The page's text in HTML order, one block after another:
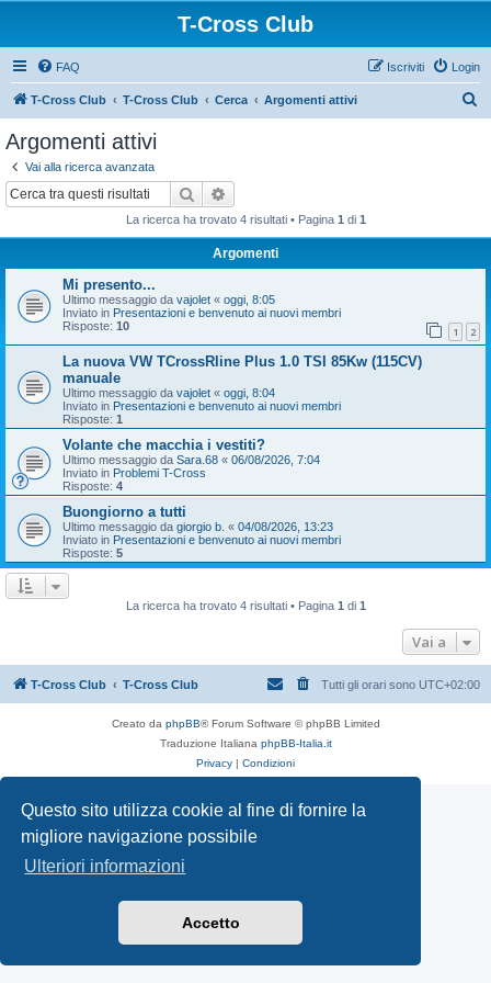
Questo sito utilizza cookie al fine di fornire la
migliore navigazione possibile
Ulteriori informazioni
Accetto
T-Cross Club
FAQ Login
Iscriviti
T-Cross Club T-Cross Club Cerca Argomenti attivi
Argomenti attivi
Vai alla ricerca avanzata
Cerca
La ricerca ha trovato 4 risultati • Pagina 1 di 1
Argomenti
Mi presento...
Ultimo messaggio da vajolet « oggi, 8:05
Inviato in Presentazioni e benvenuto ai nuovi membri
Risposte: 10 1 2
La nuova VW TCrossRline Plus 1.0 TSI 85Kw (115CV)
manuale
Ultimo messaggio da vajolet « oggi, 8:04
Inviato in Presentazioni e benvenuto ai nuovi membri
Risposte: 1
Volante che macchia i vestiti?
Ultimo messaggio da Sara.68 « 06/08/2026, 7:04
Inviato in Problemi T-Cross
Risposte: 4
Buongiorno a tutti
Ultimo messaggio da giorgio b. « 04/08/2026, 13:23
Inviato in Presentazioni e benvenuto ai nuovi membri
Risposte: 5
La ricerca ha trovato 4 risultati • Pagina 1 di 1
Vai a
T-Cross Club T-Cross Club Tutti gli orari sono UTC+02:00
Creato da phpBB® Forum Software © phpBB Limited
Traduzione Italiana phpBB-Italia.it
Privacy | Condizioni